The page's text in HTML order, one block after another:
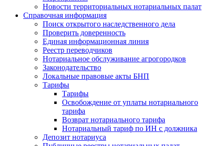
Новости территориальных нотариальных палат
Справочная информация
Поиск открытого наследственного дела
Проверить доверенность
Единая информационная линия
Реестр переводчиков
Нотариальное обслуживание агрогородков
Законодательство
Локальные правовые акты БНП
Тарифы
Тарифы
Освобождение от уплаты нотариального
тарифа
Возврат нотариального тарифа
Нотариальный тариф по ИН с должника
Депозит нотариуса